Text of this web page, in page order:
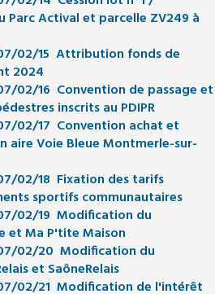
Parc Activalet parcelle ZV249 à
02/15 Attribution fonds de
2024
02/16 Convention de passage et
inscrits au PDIPR
02/17 Convention achat et
Voie Bleue Montmerle-sur-
02/18 Fixation des tarifs
sportifs communautaires
02/19 Modification du
et Ma P'tite Maison
02/20 Modification du
et SaôneRelais
02/21 Modification de l'intérêt